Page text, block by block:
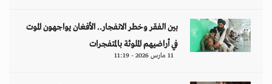
بين الفقر وخطر الانفجار.. الأفغان يواجهون الموت
في أراضيهم الملوثة بالمتفجرات
11 مارس 2026 - 11:19